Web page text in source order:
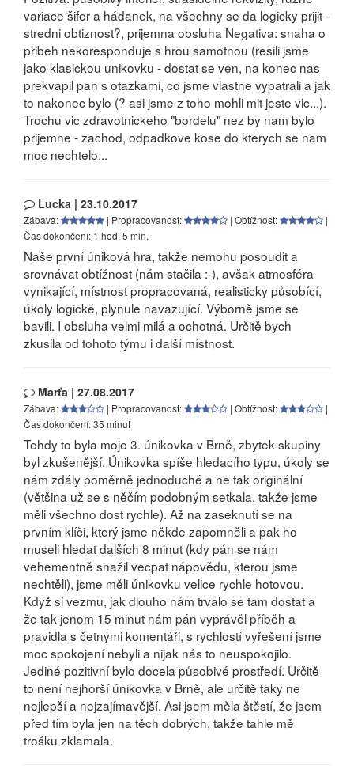
variace šifer a hádanek, na všechny se da logicky prijit -
stredni obtiznost?, prijemna obsluha Negativa: snaha o
pribeh nekoresponduje s hrou samotnou (resili jsme
jako klasickou unikovku - dostat se ven, na konec nas
prekvapil pan s otazkami, co jsme vlastne vypatrali a jak
to nakonec bylo (? asi jsme z toho mohli mit jeste vic...).
Trochu vic zdravotnickeho "bordelu" nez by nam bylo
prijemne - zachod, odpadkove kose do kterych se nam
moc nechtelo...
Lucka | 23.10.2017
Zábava: | Propracovanost: | Obtížnost:
|
Čas dokončení: 1 hod. 5 min.
Naše první úniková hra, takže nemohu posoudit a
srovnávat obtížnost (nám stačila :-), avšak atmosféra
vynikající, místnost propracovaná, realisticky působící,
úkoly logické, plynule navazující. Výborně jsme se
bavili. I obsluha velmi milá a ochotná. Určitě bych
zkusila od tohoto týmu i další místnost.
Marťa | 27.08.2017
Zábava: | Propracovanost: | Obtížnost:
|
Čas dokončení: 35 minut
Tehdy to byla moje 3. únikovka v Brně, zbytek skupiny
byl zkušenější. Únikovka spíše hledacího typu, úkoly se
nám zdály poměrně jednoduché a ne tak originální
(většina už se s něčím podobným setkala, takže jsme
měli všechno dost rychle). Až na zaseknutí se na
prvním klíči, který jsme někde zapomněli a pak ho
museli hledat dalších 8 minut (kdy pán se nám
vehementně snažil vecpat nápovědu, kterou jsme
nechtěli), jsme měli únikovku velice rychle hotovou.
Když si vezmu, jak dlouho nám trvalo se tam dostat a
že tak jenom 15 minut nám pán vyprávěl příběh a
pravidla s četnými komentáři, s rychlostí vyřešení jsme
moc spokojení nebyli a nijak nás to neuspokojilo.
Jediné pozitivní bylo docela působivé prostředí. Určitě
to není nejhorší únikovka v Brně, ale určitě taky ne
nejlepší a nejzajímavější. Asi jsem měla štěstí, že jsem
před tím byla jen na těch dobrých, takže tahle mě
trošku zklamala.